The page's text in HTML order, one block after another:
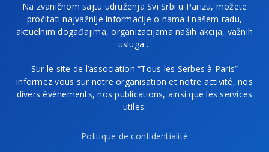
Na zvaničnom sajtu udruženja Svi Srbi u Parizu, možete
pročitati najvažnije informacije o nama i našem radu,
aktuelnim događajima, organizacijama naših akcija, važnih
usluga…
Sur le site de l’association “Tous les Serbes à Paris”
informez vous sur notre organisation et notre activité, nos
divers événements, nos publications, ainsi que les services
utiles.
Politique de confidentialité